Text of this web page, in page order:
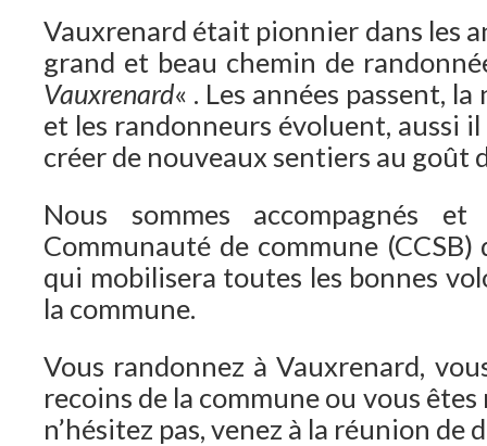
Vauxrenard était pionnier dans les
grand et beau chemin de
Vauxrenard« . Les années passent,
et les randonneurs évoluent, aussi
créer de nouveaux sentiers au goût
Nous sommes accompagnés
Communauté de commune
qui mobilisera toutes les bonnes
la commune.
Vous randonnez à Vauxrenard,
recoins de la commune ou vous
n’hésitez pas, venez à la réunion